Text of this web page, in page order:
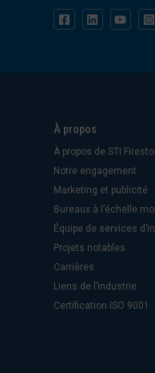
À propos
À propos de STI
Notre engagement
Marketing et publicité
Bureaux à l’échelle
Équipe de services
Projets notables
Carrières
Liens de l’industrie
Certification ISO 9001